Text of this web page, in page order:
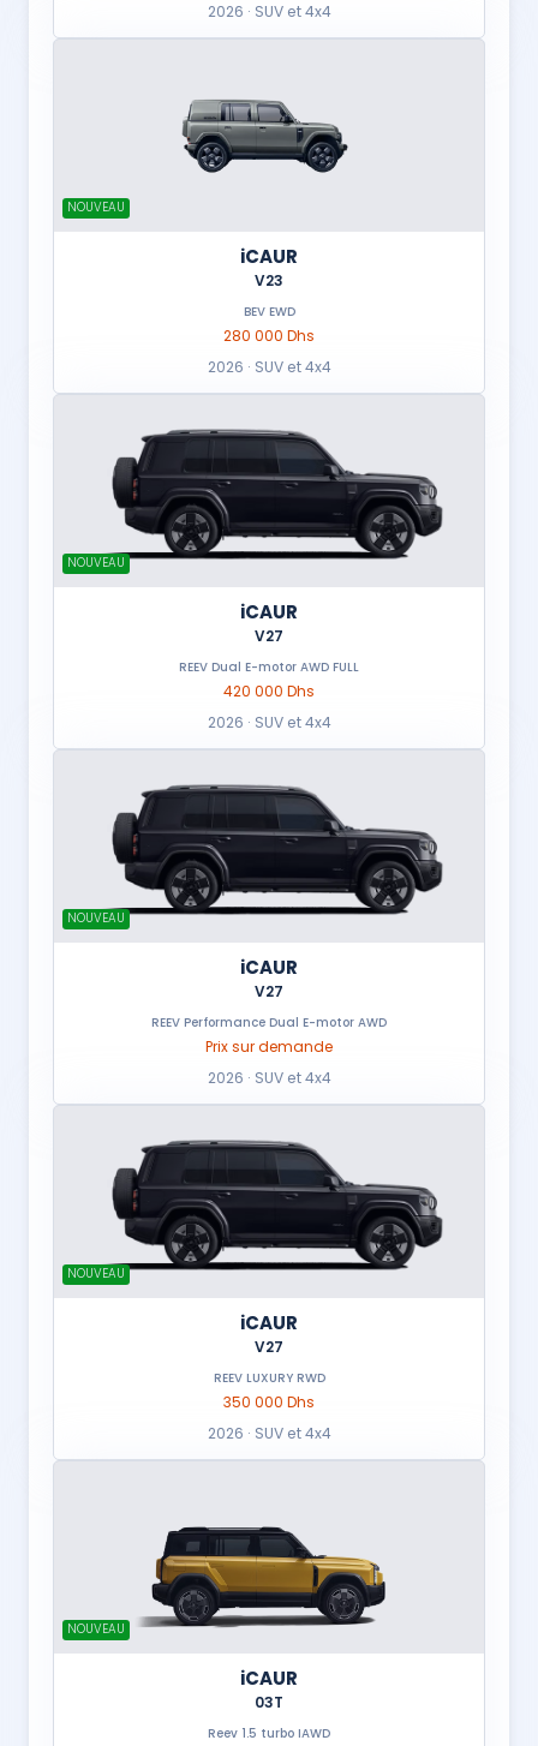
2026 · SUV et 4x4
NOUVEAU
iCAUR
V23
BEV EWD
280 000 Dhs
2026 · SUV et 4x4
NOUVEAU
iCAUR
V27
REEV Dual E-motor AWD FULL
420 000 Dhs
2026 · SUV et 4x4
NOUVEAU
iCAUR
V27
REEV Performance Dual E-motor AWD
Prix sur demande
2026 · SUV et 4x4
NOUVEAU
iCAUR
V27
REEV LUXURY RWD
350 000 Dhs
2026 · SUV et 4x4
NOUVEAU
iCAUR
03T
Reev 1.5 turbo IAWD